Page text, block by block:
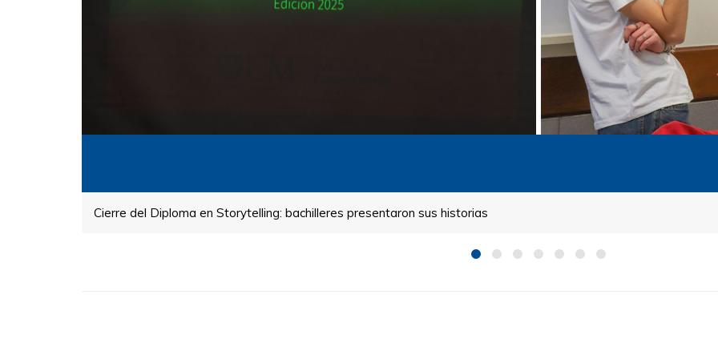
Cierre del Diploma en Storytelling: bachilleres presentaron sus historias